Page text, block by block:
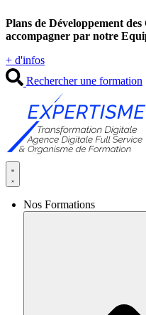
au
contenu
Plans de Développement
accompagner par notre
+ d'infos
Rechercher une formation
Nos Formations